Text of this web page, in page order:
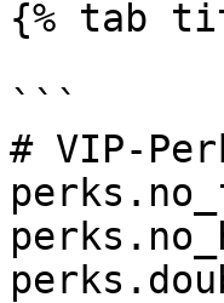
{% tab
```
# VIP-